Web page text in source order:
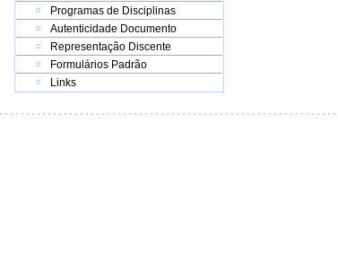
Programas de Disciplinas
Autenticidade Documento
Representação Discente
Formulários Padrão
Links